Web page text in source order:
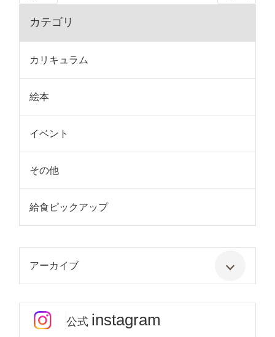
カテゴリ
カリキュラム
絵本
イベント
その他
給食ピックアップ
アーカイブ
公式 instagram